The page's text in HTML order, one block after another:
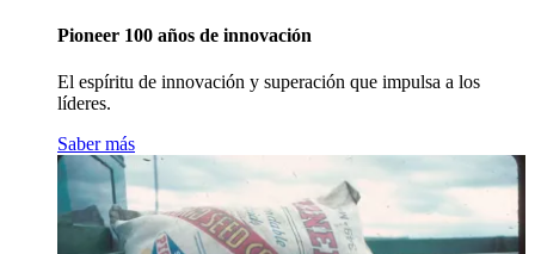
Pioneer 100 años de innovación
El espíritu de innovación y superación que impulsa a los
líderes.
Saber más